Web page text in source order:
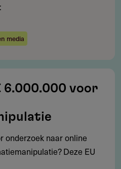
sterker?
Test je eHerkenning
hoe je resultaten deelt met
media
voor
onderzoek naar online
Deze EU